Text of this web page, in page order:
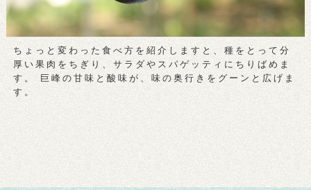
ちょっと変わった食べ方を紹介しますと、種をとって分
厚い果肉をちぎり、サラダやスパゲッティにちりばめま
す。 巨峰の甘味と酸味が、味の奥行きをグーンと広げま
す。